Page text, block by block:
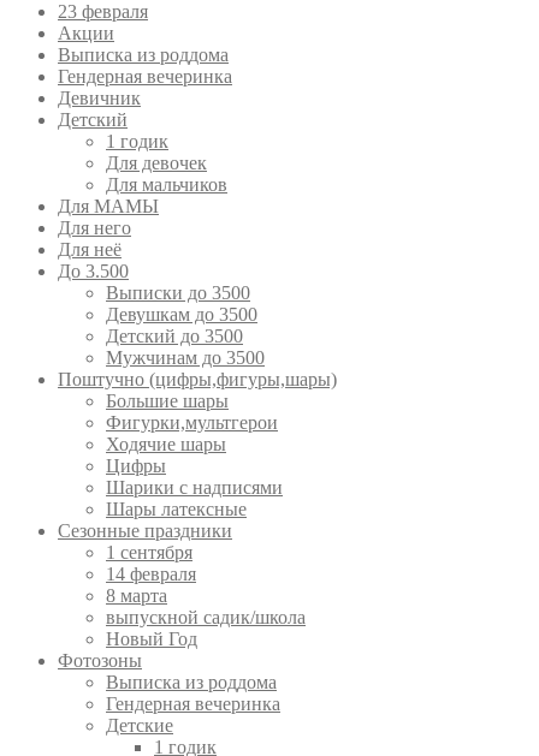
23 февраля
Акции
Выписка из роддома
Гендерная вечеринка
Девичник
Детский
1 годик
Для девочек
Для мальчиков
Для МАМЫ
Для него
Для неё
До 3.500
Выписки до 3500
Девушкам до 3500
Детский до 3500
Мужчинам до 3500
Поштучно (цифры,фигуры,шары)
Большие шары
Фигурки,мультгерои
Ходячие шары
Цифры
Шарики с надписями
Шары латексные
Сезонные праздники
1 сентября
14 февраля
8 марта
выпускной садик/школа
Новый Год
Фотозоны
Выписка из роддома
Гендерная вечеринка
Детские
1 годик